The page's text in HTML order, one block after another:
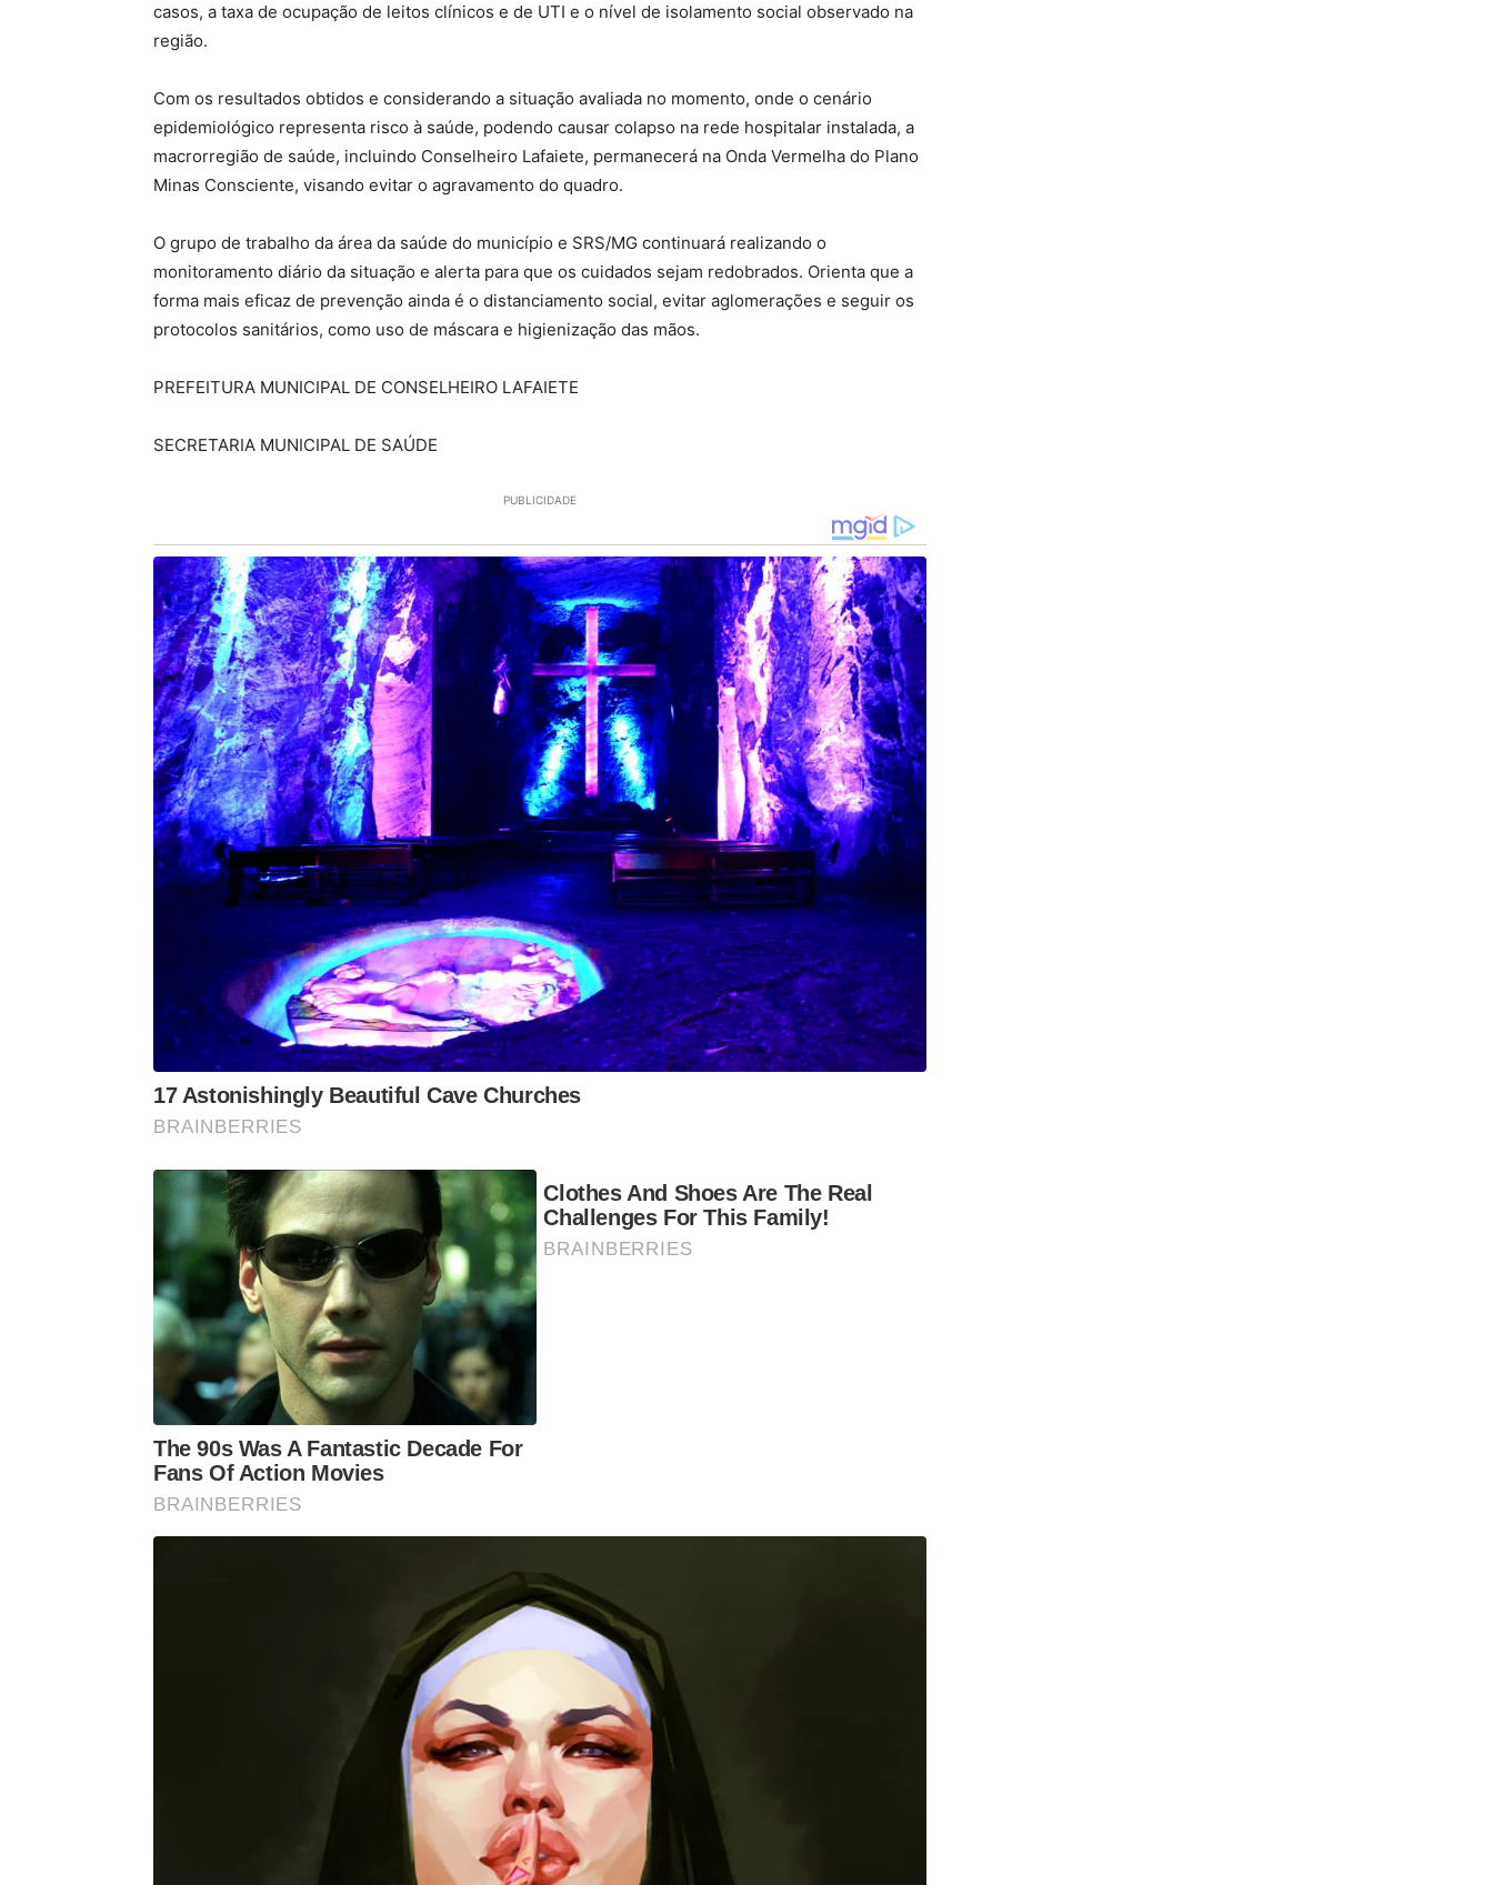
casos, a taxa de ocupação de leitos clínicos e de UTI e o nível de isolamento social observado na
região.
Com os resultados obtidos e considerando a situação avaliada no momento, onde o cenário
epidemiológico representa risco à saúde, podendo causar colapso na rede hospitalar instalada, a
macrorregião de saúde, incluindo Conselheiro Lafaiete, permanecerá na Onda Vermelha do Plano
Minas Consciente, visando evitar o agravamento do quadro.
O grupo de trabalho da área da saúde do município e SRS/MG continuará realizando o
monitoramento diário da situação e alerta para que os cuidados sejam redobrados. Orienta que a
forma mais eficaz de prevenção ainda é o distanciamento social, evitar aglomerações e seguir os
protocolos sanitários, como uso de máscara e higienização das mãos.
PREFEITURA MUNICIPAL DE CONSELHEIRO LAFAIETE
SECRETARIA MUNICIPAL DE SAÚDE
PUBLICIDADE